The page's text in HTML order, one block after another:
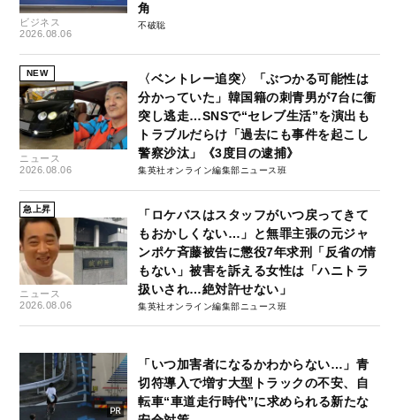
ビジネス
2026.08.06
角
不破聡
NEW
ニュース
2026.08.06
〈ベントレー追突〉「ぶつかる可能性は
分かっていた」韓国籍の刺青男が7台に衝
突し逃走…SNSで“セレブ生活”を演出も
トラブルだらけ「過去にも事件を起こし
警察沙汰」《3度目の逮捕》
集英社オンライン編集部ニュース班
急上昇
ニュース
2026.08.06
「ロケバスはスタッフがいつ戻ってきて
もおかしくない…」と無罪主張の元ジャ
ンポケ斉藤被告に懲役7年求刑「反省の情
もない」被害を訴える女性は「ハニトラ
扱いされ…絶対許せない」
集英社オンライン編集部ニュース班
「いつ加害者になるかわからない…」青
切符導入で増す大型トラックの不安、自
転車“車道走行時代”に求められる新たな